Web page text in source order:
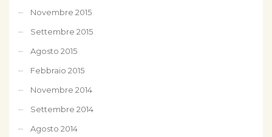
Novembre 2015
Settembre 2015
Agosto 2015
Febbraio 2015
Novembre 2014
Settembre 2014
Agosto 2014